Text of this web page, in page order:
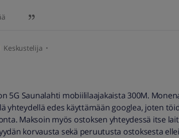
Keskustelija
5G Saunalahti mobiililaajakaista 300M.
yhteydellä edes käyttämään googlea, joten
Maksoin myös ostoksen yhteydessä itse
korvausta sekä peruutusta ostoksesta